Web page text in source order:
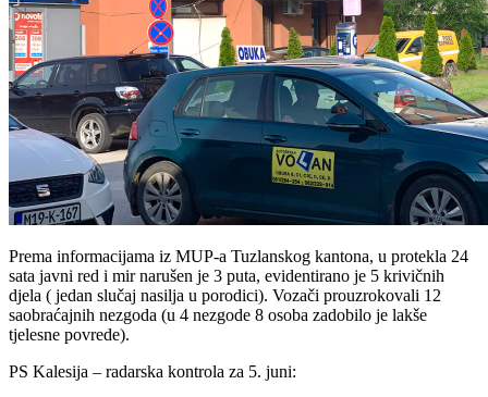
Prema informacijama iz MUP-a Tuzlanskog kantona, u protekla 24
sata javni red i mir narušen je 3 puta, evidentirano je 5 krivičnih
djela ( jedan slučaj nasilja u porodici). Vozači prouzrokovali 12
saobraćajnih nezgoda (u 4 nezgode 8 osoba zadobilo je lakše
tjelesne povrede).
PS Kalesija – radarska kontrola za 5. juni: